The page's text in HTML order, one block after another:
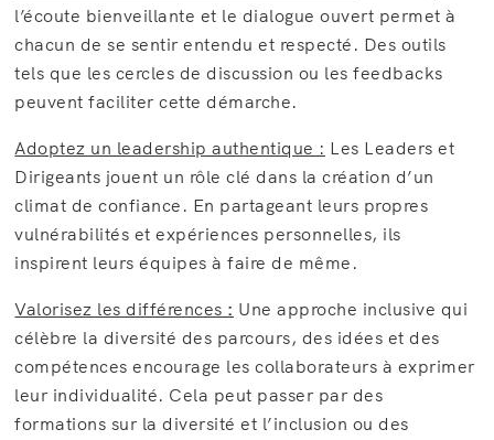
l’écoute bienveillante et le dialogue ouvert permet à
chacun de se sentir entendu et respecté. Des outils
tels que les cercles de discussion ou les feedbacks
peuvent faciliter cette démarche.
Adoptez un leadership authentique : Les Leaders et
Dirigeants jouent un rôle clé dans la création d’un
climat de confiance. En partageant leurs propres
vulnérabilités et expériences personnelles, ils
inspirent leurs équipes à faire de même.
Valorisez les différences : Une approche inclusive qui
célèbre la diversité des parcours, des idées et des
compétences encourage les collaborateurs à exprimer
leur individualité. Cela peut passer par des
formations sur la diversité et l’inclusion ou des